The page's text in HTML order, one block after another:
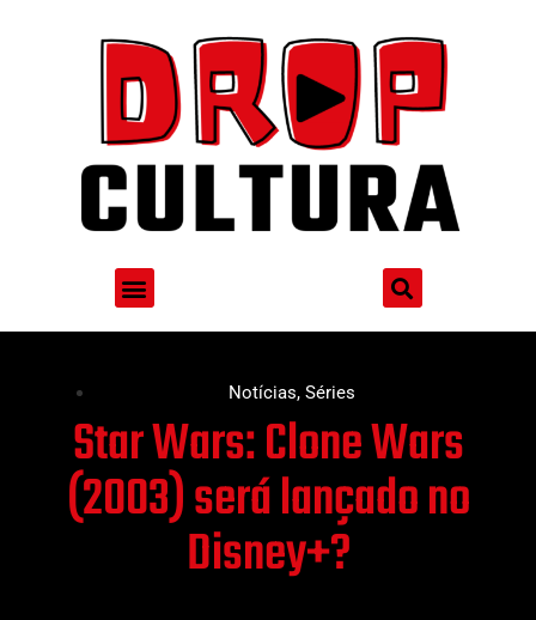
Notícias, Séries
Star Wars: Clone Wars
(2003) será lançado no
Disney+?